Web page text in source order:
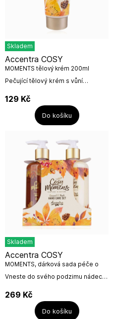
Skladem
Pečující tělový krém s vůní
200mlNázev výrobce: Accentra
GmbH & Co. KGAdresa výrobce:...
Accentra COSY
MOMENTS tělový krém 200ml
129 Kč
Do košíku
Skladem
Vneste do svého podzimu nádech
"Cosy Moments" od firmy
Accentra. Tato luxusní sada
obsahuje jemné mýdlo a...
Accentra COSY
MOMENTS, dárková sada péče o
ruce 2x 290ml
269 Kč
Do košíku